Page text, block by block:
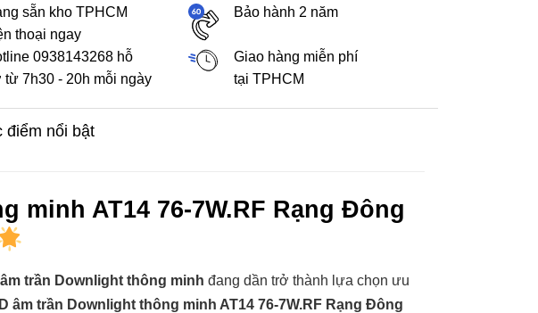
sẵn kho TPHCM
thoại ngay
Bảo hành 2 năm
0938143268 hỗ
từ 7h30 - 20h mỗi ngày
Giao hàng miễn phí
tại TPHCM
điểm nổi bật
minh AT14 76-7W.RF Rạng Đông
trần Downlight thông minh đang dần trở thành lựa chọn ưu
âm trần Downlight thông minh AT14 76-7W.RF Rạng Đông